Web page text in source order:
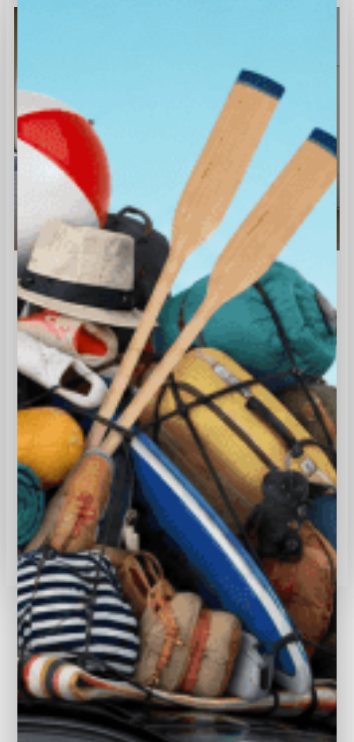
Subaru Forester
2.0 Premium
GD-418-P
KM. STAND:
125.122 KM
BOUWJAAR:
2015
PRIJS:
€ 18.750,-
BEKIJK DEZE AUTO
BEKIJK ALLE OCCASIONS